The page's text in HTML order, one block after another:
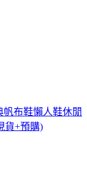
帆布鞋懶人鞋休閒
貨+預購)